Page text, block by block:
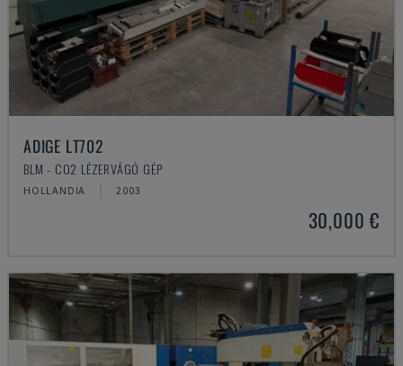
ADIGE LT702
BLM - CO2 LÉZERVÁGÓ GÉP
HOLLANDIA 2003
30,000 €